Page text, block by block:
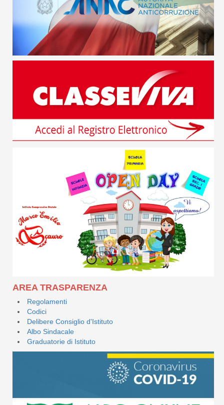
AREA TRASPARENZA
Regolamenti
Codici
Delibere Consiglio d'Istituto
Albo Sindacale
Graduatorie di Istituto